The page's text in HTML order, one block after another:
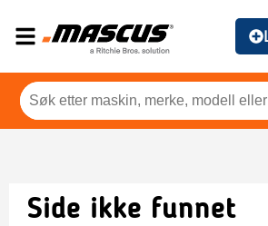
Side ikke funnet